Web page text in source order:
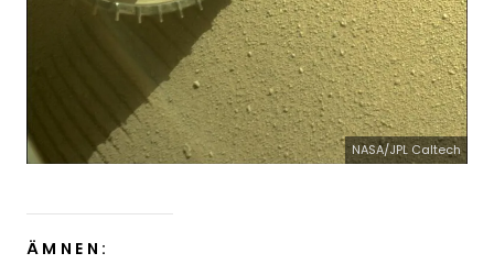
NASA/JPL Caltech
ÄMNEN: